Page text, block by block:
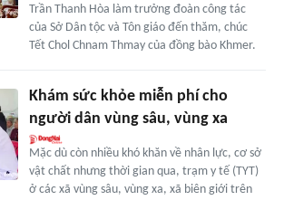
Trần Thanh Hòa làm trưởng đoàn công tác
của Sở Dân tộc và Tôn giáo đến thăm, chúc
Tết Chol Chnam Thmay của đồng bào Khmer.
Khám sức khỏe miễn phí cho
người dân vùng sâu, vùng xa
Mặc dù còn nhiều khó khăn về nhân lực, cơ sở
vật chất nhưng thời gian qua, trạm y tế (TYT)
ở các xã vùng sâu, vùng xa, xã biên giới trên